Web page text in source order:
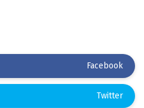
Facebook
Twitter